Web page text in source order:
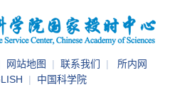
网站地图 | 联系我们 | 所内网
| 中国科学院